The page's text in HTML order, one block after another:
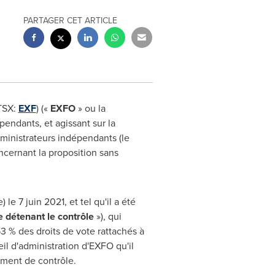
PARTAGER CET ARTICLE
EXF) (« EXFO» ou la
et agissant sur la
indépendants (le
la proposition sans
le 7 juin 2021, et tel qu'il a été
détenant le contrôle»), qui
% des droits de vote rattachés à
d'administration d'EXFO qu'il
de contrôle.